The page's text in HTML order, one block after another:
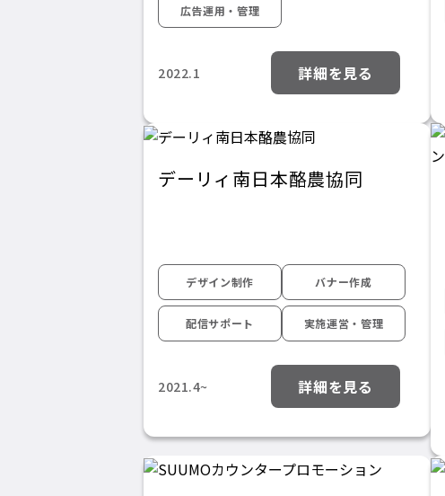
広告運用・管理
2022.1 詳細を見る
デーリィ南日本酪農協同
デザイン制作 バナー作成
配信サポート 実施運営・管理
2021.4~ 詳細を見る